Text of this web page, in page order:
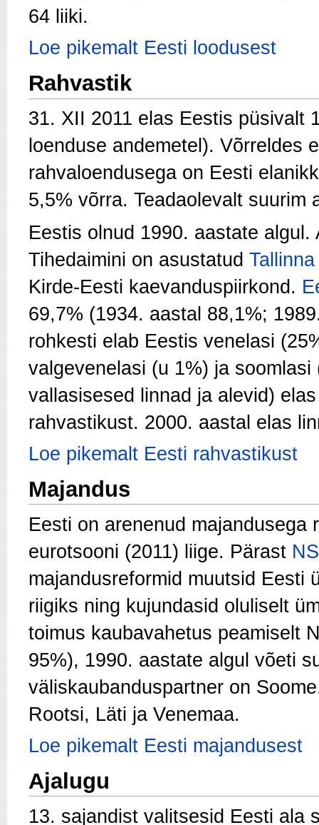
64 liiki.
Loe pikemalt Eesti loodusest
Rahvastik
31. XII 2011 elas Eestis püsivalt
loenduse andemetel). Võrreldes
rahvaloendusega on Eesti
5,5% võrra. Teadaolevalt suurim
Eestis olnud 1990. aastate
Tihedaimini on asustatud Tallinna
Kirde-Eesti kaevanduspiirkond.
69,7% (1934. aastal 88,1%;
rohkesti elab Eestis venelasi
valgevenelasi (u 1%) ja
vallasisesed linnad ja alevid)
rahvastikust. 2000. aastal elas
Loe pikemalt Eesti rahvastikust
Majandus
Eesti on arenenud majandusega
eurotsooni (2011) liige. Pärast
majandusreformid muutsid Eesti
riigiks ning kujundasid oluliselt
toimus kaubavahetus peamiselt
95%), 1990. aastate algul võeti
väliskaubanduspartner on
Rootsi, Läti ja Venemaa.
Loe pikemalt Eesti majandusest
Ajalugu
13. sajandist valitsesid Eesti ala